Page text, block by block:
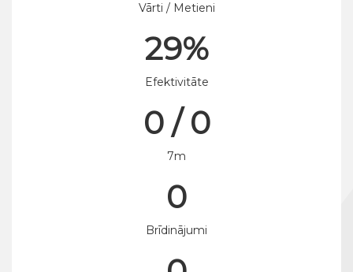
Vārti / Metieni
29%
Efektivitāte
0 / 0
7m
0
Brīdinājumi